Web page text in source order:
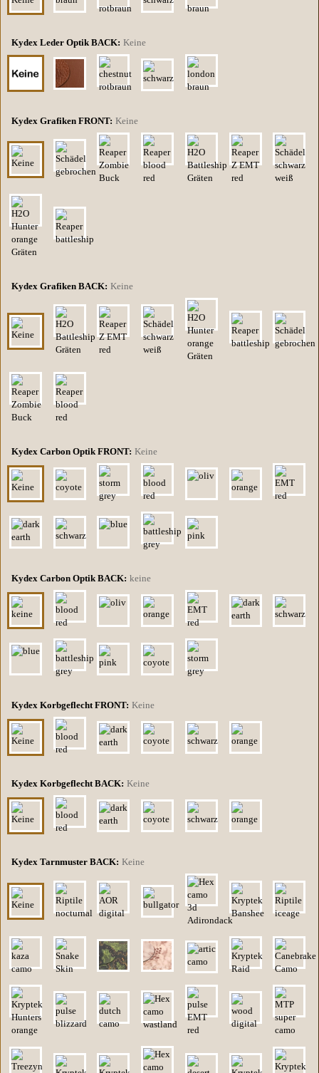
Kydex Leder Optik BACK: Keine
Kydex Grafiken FRONT: Keine
Kydex Grafiken BACK: Keine
Kydex Carbon Optik FRONT: Keine
Kydex Carbon Optik BACK: keine
Kydex Korbgeflecht FRONT: Keine
Kydex Korbgeflecht BACK: Keine
Kydex Tarnmuster BACK: Keine